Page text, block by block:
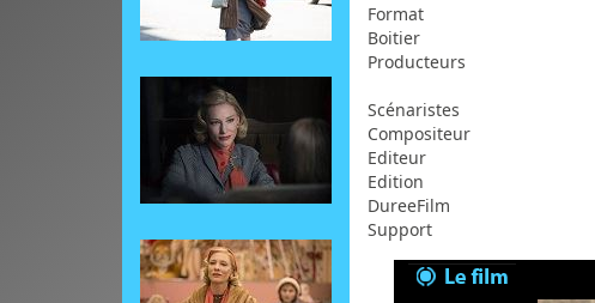
Format
Boitier
Producteurs
Scénaristes
Compositeur
Editeur
Edition
DureeFilm
Support